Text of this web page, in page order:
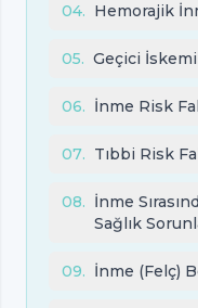
04. Hemorajik
05. Geçici
06. İnme Risk
07. Tıbbi Risk
08. İnme
Sağlık
09. İnme (Felç)